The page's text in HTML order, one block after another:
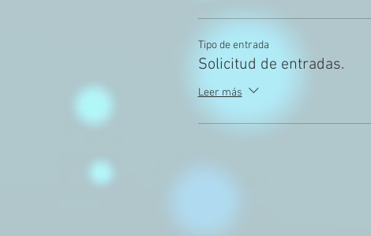
Tipo de entrada
Solicitud de entradas.
Leer más